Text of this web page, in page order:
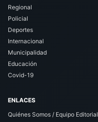
Regional
Policial
Deportes
Internacional
Municipalidad
Educación
Covid-19
ENLACES
Quiénes Somos / Equipo Editorial